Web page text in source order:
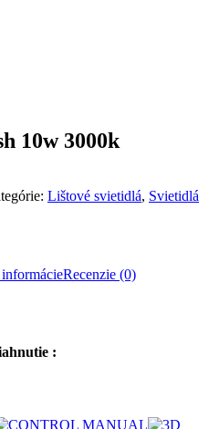
10w 3000k
Lištové svietidlá, Svietidlá
Recenzie (0)
: